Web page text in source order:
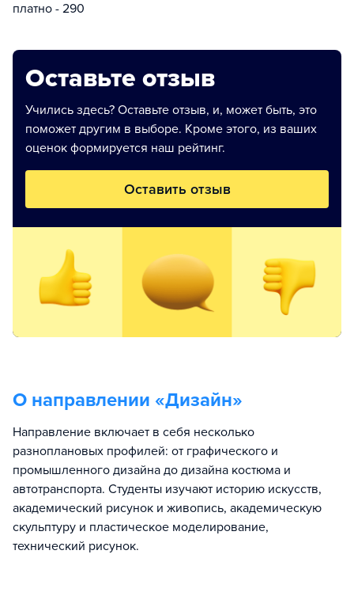
платно - 290
Оставьте отзыв
Учились здесь? Оставьте отзыв, и, может быть, это
поможет другим в выборе. Кроме этого, из ваших
оценок формируется наш рейтинг.
Оставить отзыв
О направлении «Дизайн»
Направление включает в себя несколько
разноплановых профилей: от графического и
промышленного дизайна до дизайна костюма и
автотранспорта. Студенты изучают историю искусств,
академический рисунок и живопись, академическую
скульптуру и пластическое моделирование,
технический рисунок.